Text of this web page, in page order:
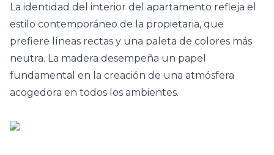
La identidad del interior del apartamento refleja el
estilo contemporáneo de la propietaria, que
prefiere líneas rectas y una paleta de colores más
neutra. La madera desempeña un papel
fundamental en la creación de una atmósfera
acogedora en todos los ambientes.